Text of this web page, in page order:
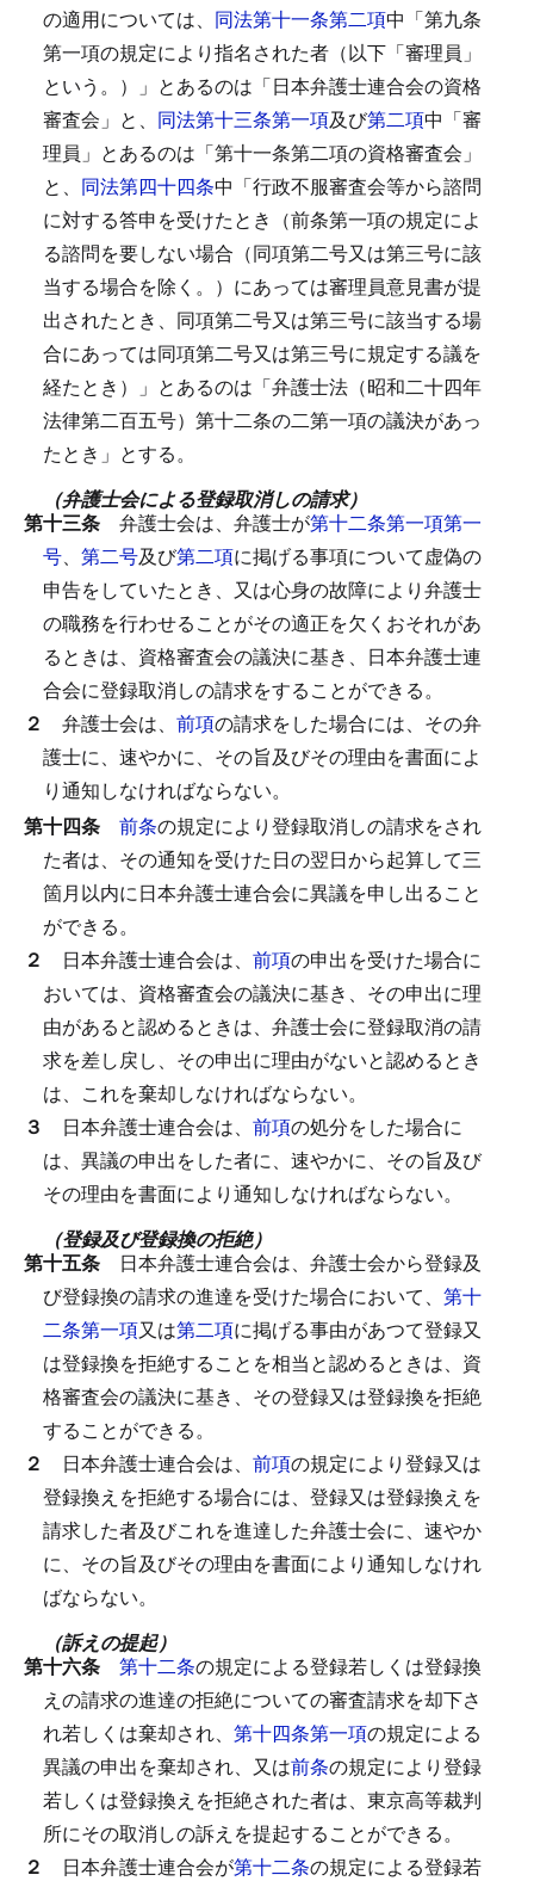
の適用については、 同法第十一条第二項中「第九条
第一項の規定により指名された者（以下「審理員」
という。）」とあるのは「日本弁護士連合会の資格
審査会」と、 同法第十三条第一項及び第二項中「審
理員」とあるのは「第十一条第二項の資格審査会」
と、 同法第四十四条中「行政不服審査会等から諮問
に対する答申を受けたとき（前条第一項の規定によ
る諮問を要しない場合（同項第二号又は第三号に該
当する場合を除く。）にあっては審理員意見書が提
出されたとき、同項第二号又は第三号に該当する場
合にあっては同項第二号又は第三号に規定する議を
経たとき）」とあるのは「弁護士法（昭和二十四年
法律第二百五号）第十二条の二第一項の議決があっ
たとき」とする。
（弁護士会による登録取消しの請求）
第十三条 弁護士会は、弁護士が第十二条第一項第一
号、 第二号及び第二項に掲げる事項について虚偽の
申告をしていたとき、又は心身の故障により弁護士
の職務を行わせることがその適正を欠くおそれがあ
るときは、資格審査会の議決に基き、日本弁護士連
合会に登録取消しの請求をすることができる。
２ 弁護士会は、 前項の請求をした場合には、その弁
護士に、速やかに、その旨及びその理由を書面によ
り通知しなければならない。
第十四条 前条の規定により登録取消しの請求をされ
た者は、その通知を受けた日の翌日から起算して三
箇月以内に日本弁護士連合会に異議を申し出ること
ができる。
２ 日本弁護士連合会は、 前項の申出を受けた場合に
おいては、資格審査会の議決に基き、その申出に理
由があると認めるときは、弁護士会に登録取消の請
求を差し戻し、その申出に理由がないと認めるとき
は、これを棄却しなければならない。
３ 日本弁護士連合会は、 前項の処分をした場合に
は、異議の申出をした者に、速やかに、その旨及び
その理由を書面により通知しなければならない。
（登録及び登録換の拒絶）
第十五条 日本弁護士連合会は、弁護士会から登録及
び登録換の請求の進達を受けた場合において、 第十
二条第一項又は第二項に掲げる事由があつて登録又
は登録換を拒絶することを相当と認めるときは、資
格審査会の議決に基き、その登録又は登録換を拒絶
することができる。
２ 日本弁護士連合会は、 前項の規定により登録又は
登録換えを拒絶する場合には、登録又は登録換えを
請求した者及びこれを進達した弁護士会に、速やか
に、その旨及びその理由を書面により通知しなけれ
ばならない。
（訴えの提起）
第十六条 第十二条の規定による登録若しくは登録換
えの請求の進達の拒絶についての審査請求を却下さ
れ若しくは棄却され、 第十四条第一項の規定による
異議の申出を棄却され、又は前条の規定により登録
若しくは登録換えを拒絶された者は、東京高等裁判
所にその取消しの訴えを提起することができる。
２ 日本弁護士連合会が第十二条の規定による登録若